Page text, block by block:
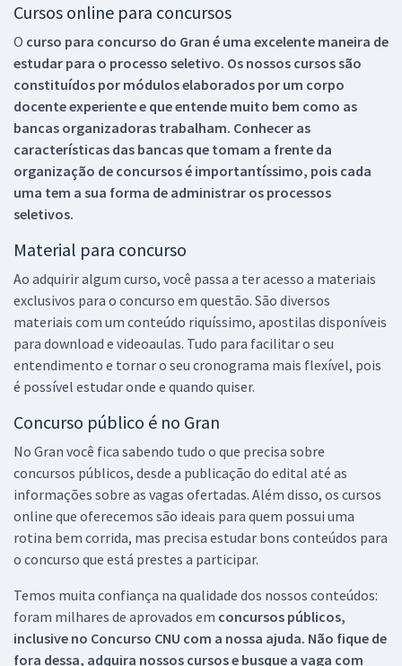
Cursos online para concursos
O curso para concurso do Gran é uma excelente maneira de
estudar para o processo seletivo. Os nossos cursos são
constituídos por módulos elaborados por um corpo
docente experiente e que entende muito bem como as
bancas organizadoras trabalham. Conhecer as
características das bancas que tomam a frente da
organização de concursos é importantíssimo, pois cada
uma tem a sua forma de administrar os processos
seletivos.
Material para concurso
Ao adquirir algum curso, você passa a ter acesso a materiais
exclusivos para o concurso em questão. São diversos
materiais com um conteúdo riquíssimo, apostilas disponíveis
para download e videoaulas. Tudo para facilitar o seu
entendimento e tornar o seu cronograma mais flexível, pois
é possível estudar onde e quando quiser.
Concurso público é no Gran
No Gran você fica sabendo tudo o que precisa sobre
concursos públicos, desde a publicação do edital até as
informações sobre as vagas ofertadas. Além disso, os cursos
online que oferecemos são ideais para quem possui uma
rotina bem corrida, mas precisa estudar bons conteúdos para
o concurso que está prestes a participar.
Temos muita confiança na qualidade dos nossos conteúdos:
foram milhares de aprovados em concursos públicos,
inclusive no Concurso CNU com a nossa ajuda. Não fique de
fora dessa, adquira nossos cursos e busque a vaga com